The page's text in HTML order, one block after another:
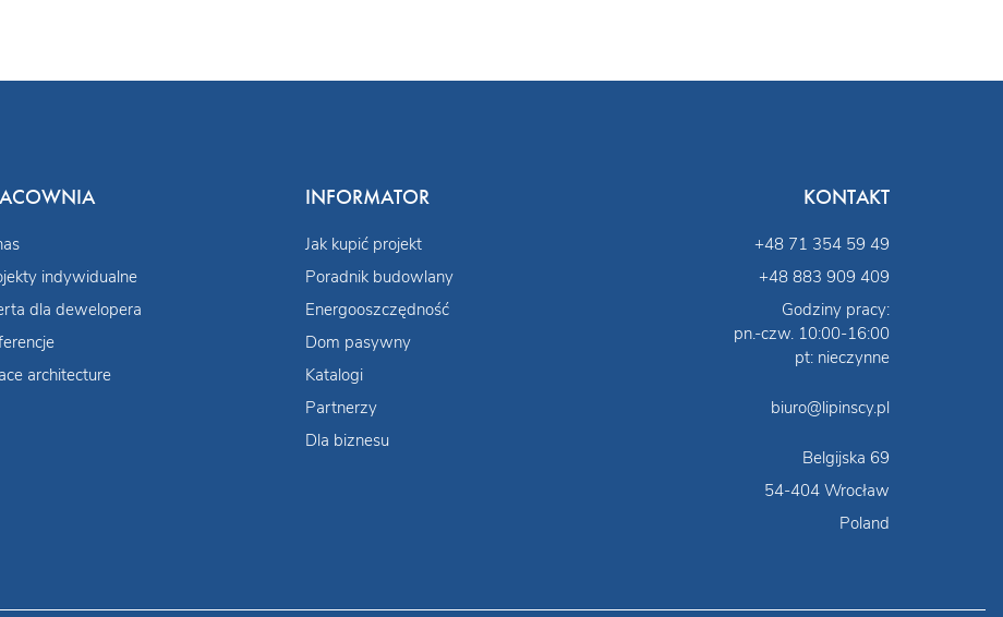
indywidualne
dla dewelopera
architecture
INFORMATOR
Jak kupić projekt
Poradnik budowlany
Energooszczędność
Dom pasywny
Katalogi
Partnerzy
Dla biznesu
KONTAKT
+48 71 354 59 49
+48 883 909 409
Godziny pracy:
pn.-czw. 10:00-16:00
pt: nieczynne
biuro@lipinscy.pl
Belgijska 69
54-404 Wrocław
Poland